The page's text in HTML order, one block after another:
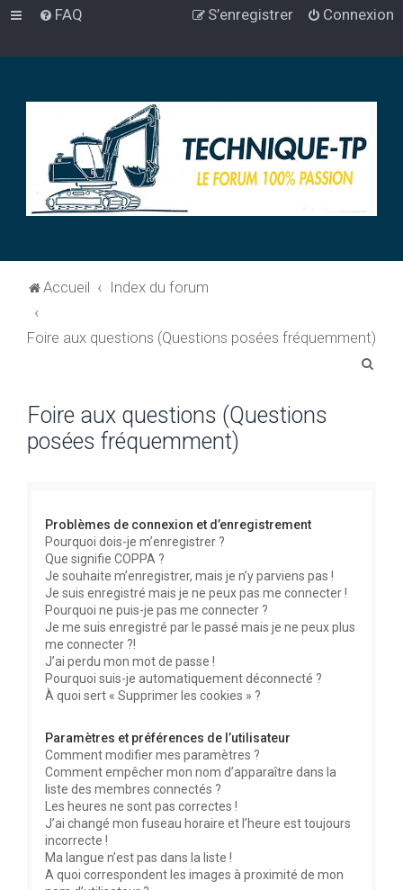
FAQ Connexion
S’enregistrer
Accueil Index du forum
Foire aux questions (Questions posées fréquemment)
Foire aux questions (Questions
posées fréquemment)
Problèmes de connexion et d’enregistrement
Pourquoi dois-je m’enregistrer ?
Que signifie COPPA ?
Je souhaite m’enregistrer, mais je n’y parviens pas !
Je suis enregistré mais je ne peux pas me connecter !
Pourquoi ne puis-je pas me connecter ?
Je me suis enregistré par le passé mais je ne peux plus
me connecter ?!
J’ai perdu mon mot de passe !
Pourquoi suis-je automatiquement déconnecté ?
À quoi sert « Supprimer les cookies » ?
Paramètres et préférences de l’utilisateur
Comment modifier mes paramètres ?
Comment empêcher mon nom d’apparaître dans la
liste des membres connectés ?
Les heures ne sont pas correctes !
J’ai changé mon fuseau horaire et l’heure est toujours
incorrecte !
Ma langue n’est pas dans la liste !
A quoi correspondent les images à proximité de mon